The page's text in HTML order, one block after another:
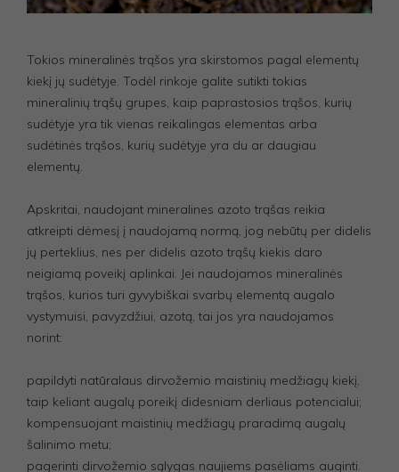
Tokios mineralinės trąšos yra skirstomos pagal elementų
kiekį jų sudėtyje. Todėl rinkoje galite sutikti tokias
mineralinių trąšų grupes, kaip paprastosios trąšos, kurių
sudėtyje yra tik vienas reikalingas elementas arba
sudėtinės trąšos, kurių sudėtyje yra du ar daugiau
elementų.
Apskritai, naudojant mineralines azoto trąšas reikia
atkreipti dėmesį į naudojamą normą, jog nebūtų per didelis
jų perteklius, nes per didelis azoto trąšų kiekis daro
neigiamą poveikį aplinkai. Jei naudojamos mineralinės
trąšos, kurios turi gyvybiškai svarbų elementą augalo
vystymuisi, pavyzdžiui, azotą, tai jos yra naudojamos
norint:
papildyti natūralaus dirvožemio maistinių medžiagų kiekį,
taip keliant augalų poreikį didesniam derliaus potencialui;
kompensuojant maistinių medžiagų praradimą augalų
šalinimo metu;
pagerinti dirvožemio sąlygas naujiems pasėliams auginti.